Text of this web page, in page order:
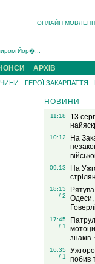
ОНЛАЙН
Йор�...
роки �...
gree...
АРХІВ
ГЕРОЇ ЗАКАРПАТТЯ
НОВИНИ
11:18
13
10:12
На
09:13
На
18:13
/ 2
Одеси,
Говерлі
17:45
/ 1
знаків
16:35
/ 1
побив